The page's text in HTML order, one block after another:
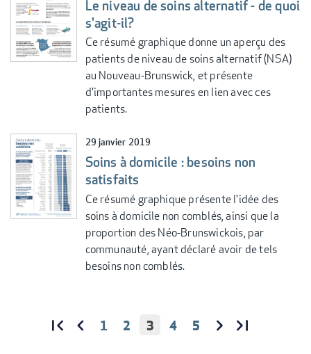
Le niveau de soins alternatif - de quoi
s'agit-il?
Ce résumé graphique donne un aperçu des
patients de niveau de soins alternatif (NSA)
au Nouveau-Brunswick, et présente
d'importantes mesures en lien avec ces
patients.
29 janvier 2019
Soins à domicile : besoins non
satisfaits
Ce résumé graphique présente l'idée des
soins à domicile non comblés, ainsi que la
proportion des Néo-Brunswickois, par
communauté, ayant déclaré avoir de tels
besoins non comblés.
PAGINATION PAGE
1 PAGE
2
PAGE
3 PAGE
4 PAGE
5